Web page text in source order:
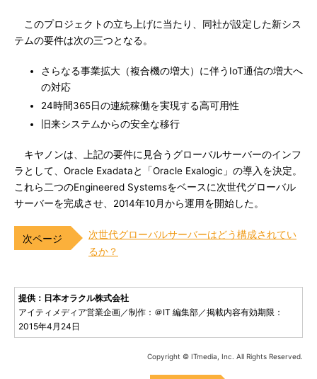
このプロジェクトの立ち上げに当たり、同社が設定した新シス
テムの要件は次の三つとなる。
さらなる事業拡大（複合機の増大）に伴うIoT通信の増大へ
の対応
24時間365日の連続稼働を実現する高可用性
旧来システムからの安全な移行
キヤノンは、上記の要件に見合うグローバルサーバーのインフ
ラとして、Oracle Exadataと「Oracle Exalogic」の導入を決定。
これら二つのEngineered Systemsをベースに次世代グローバル
サーバーを完成させ、2014年10月から運用を開始した。
次世代グローバルサーバーはどう構成されてい
るか？
提供：日本オラクル株式会社
アイティメディア営業企画／制作：＠IT 編集部／掲載内容有効期限：
2015年4月24日
Copyright © ITmedia, Inc. All Rights Reserved.